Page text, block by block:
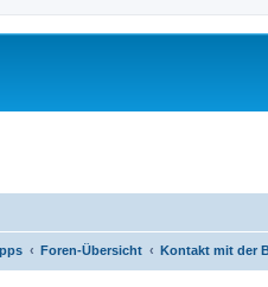
Foren-Übersicht Kontakt mit der